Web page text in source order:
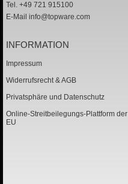
Tel. +49 721 915100
E-Mail info@topware.com
INFORMATION
Impressum
Widerrufsrecht & AGB
Privatsphäre und Datenschutz
Online-Streitbeilegungs-Plattform der
EU